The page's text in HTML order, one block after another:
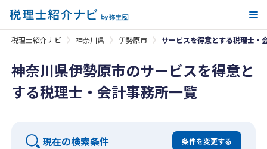
税理士紹介ナビ 神奈川県 伊勢原市 サービスを得意とする税理士・
神奈川県伊勢原市のサービスを得意と
する税理士・会計事務所一覧
現在の検索条件 条件を変更する